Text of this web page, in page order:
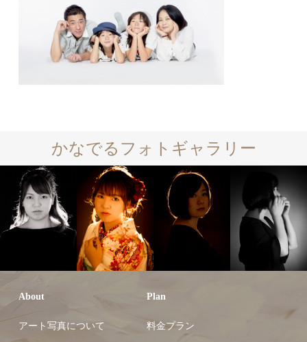
かなでるフォトギャラリー
About
アート写真について
Plan
料金プラン